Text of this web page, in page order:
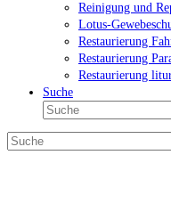
Reinigung und
Lotus-
Restaurierung
Restaurierung
Restaurierung
Suche
Suche
Suche